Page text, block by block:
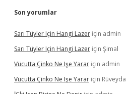
Son yorumlar
Sarı Tüyler Için Hangi Lazer için admin
Sarı Tüyler Için Hangi Lazer için Şimal
Vücutta Çinko Ne Işe Yarar için admin
Vücutta Çinko Ne Işe Yarar için Rüveyda